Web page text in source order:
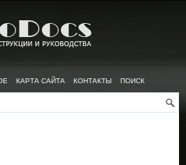
КАРТА САЙТА КОНТАКТЫ ПОИСК